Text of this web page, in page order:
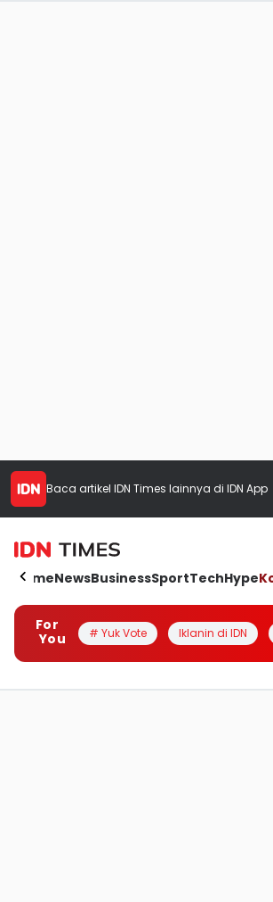
Baca artikel IDN Times lainnya di IDN App
HomeNewsBusinessSportTechHype
For
You
# Yuk Vote Iklanin di IDN